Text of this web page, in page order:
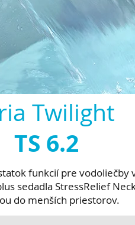
Twilight
TS 6.2
funkcií pre
sedadla StressRelief
do menších priestorov.